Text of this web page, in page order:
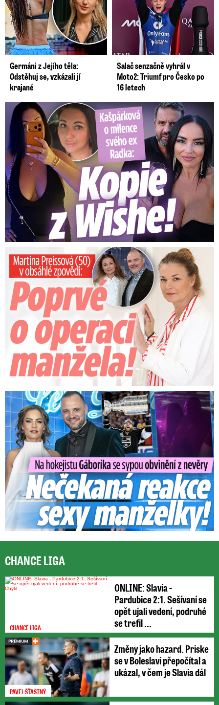
Germáni z Jejího těla:
Odstěhuj se, vzkázali jí
krajané
Salač senzačně vyhrál v
Moto2: Triumf pro Česko po
16 letech
Kašpárková o milence svého ex Radka: Kopie z Wishe!
Preissová (50) v obsáhlé zpovědi: Poprvé o operaci manžela
Na Gáboríka se sypou obvinění z nevěry: Reakce manželky!
CHANCE LIGA
CHANCE LIGA
ONLINE: Slavia -
Pardubice 2:1. Sešívaní se
opět ujali vedení, podruhé
se trefil ...
PAVEL ŠŤASTNÝ
Změny jako hazard. Priske
se v Boleslavi přepočítal a
ukázal, v čem je Slavia dál